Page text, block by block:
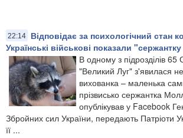
22:14
Відповідає за психологічний стан
Українські військові показали
В одному з підрозділів
"Великий Луг" з'явилася
вихованка – маленька
прізвисько сержантка
опублікував у Facebook
Збройних сил України, передають Патріоти
її ...